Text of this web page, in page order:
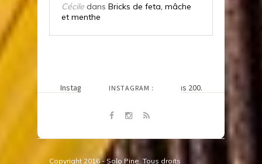
Cécile dans Bricks de feta, mâche
et menthe
INSTAGRAM :
Instagram n'a pas retourné le status 200.
Copyright 2016 - Solo Pine. Tous droits